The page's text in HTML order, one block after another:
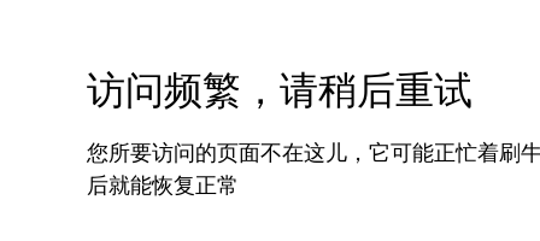
访问频繁，请稍后重试
您所要访问的页面不在这儿，它可能正忙着刷
后就能恢复正常